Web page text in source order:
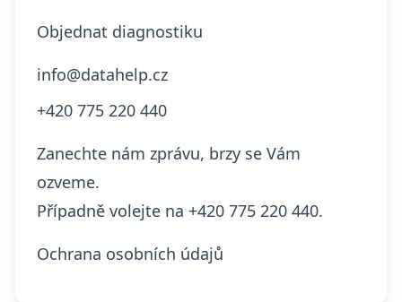
Objednat diagnostiku
info@datahelp.cz
+420 775 220 440
Zanechte nám zprávu, brzy se Vám
ozveme.
Případně volejte na +420 775 220 440.
Ochrana osobních údajů